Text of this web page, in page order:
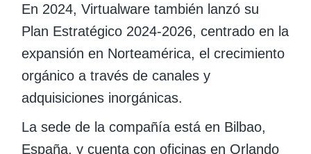
En 2024, Virtualware también lanzó su
Plan Estratégico 2024-2026, centrado en la
expansión en Norteamérica, el crecimiento
orgánico a través de canales y
adquisiciones inorgánicas.
La sede de la compañía está en Bilbao,
España, y cuenta con oficinas en Orlando